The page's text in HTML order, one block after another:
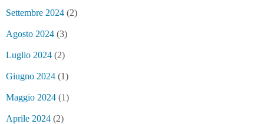
Settembre 2024 (2)
Agosto 2024 (3)
Luglio 2024 (2)
Giugno 2024 (1)
Maggio 2024 (1)
Aprile 2024 (2)